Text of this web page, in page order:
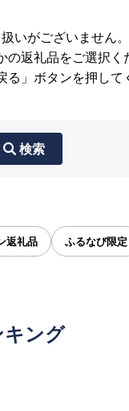
いがございません。
返礼品をご選択く
」ボタンを押して
検索
返礼品 ふるなび限定
ング